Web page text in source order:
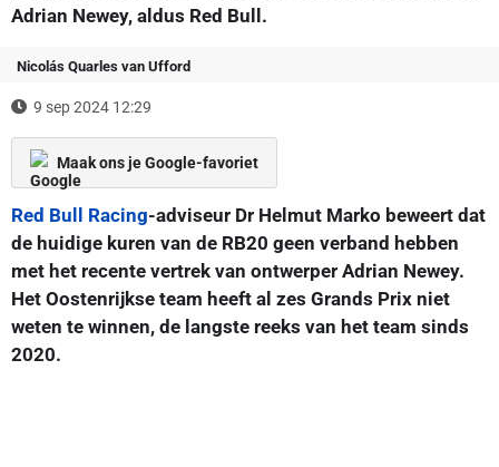
Adrian Newey, aldus Red Bull.
Nicolás Quarles van Ufford
9 sep 2024 12:29
Maak ons je Google-favoriet
Red Bull Racing-adviseur Dr Helmut Marko beweert dat
de huidige kuren van de RB20 geen verband hebben
met het recente vertrek van ontwerper Adrian Newey.
Het Oostenrijkse team heeft al zes Grands Prix niet
weten te winnen, de langste reeks van het team sinds
2020.